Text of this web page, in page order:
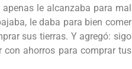
le alcanzaba para mal
le daba para bien comer
sus tierras. Y agregó: sigo
ahorros para comprar tus